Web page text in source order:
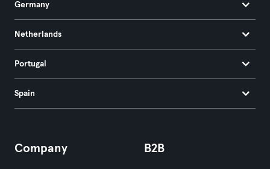
Germany
Netherlands
Portugal
Spain
Company B2B